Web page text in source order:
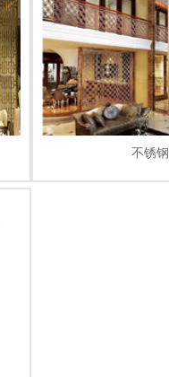
不锈